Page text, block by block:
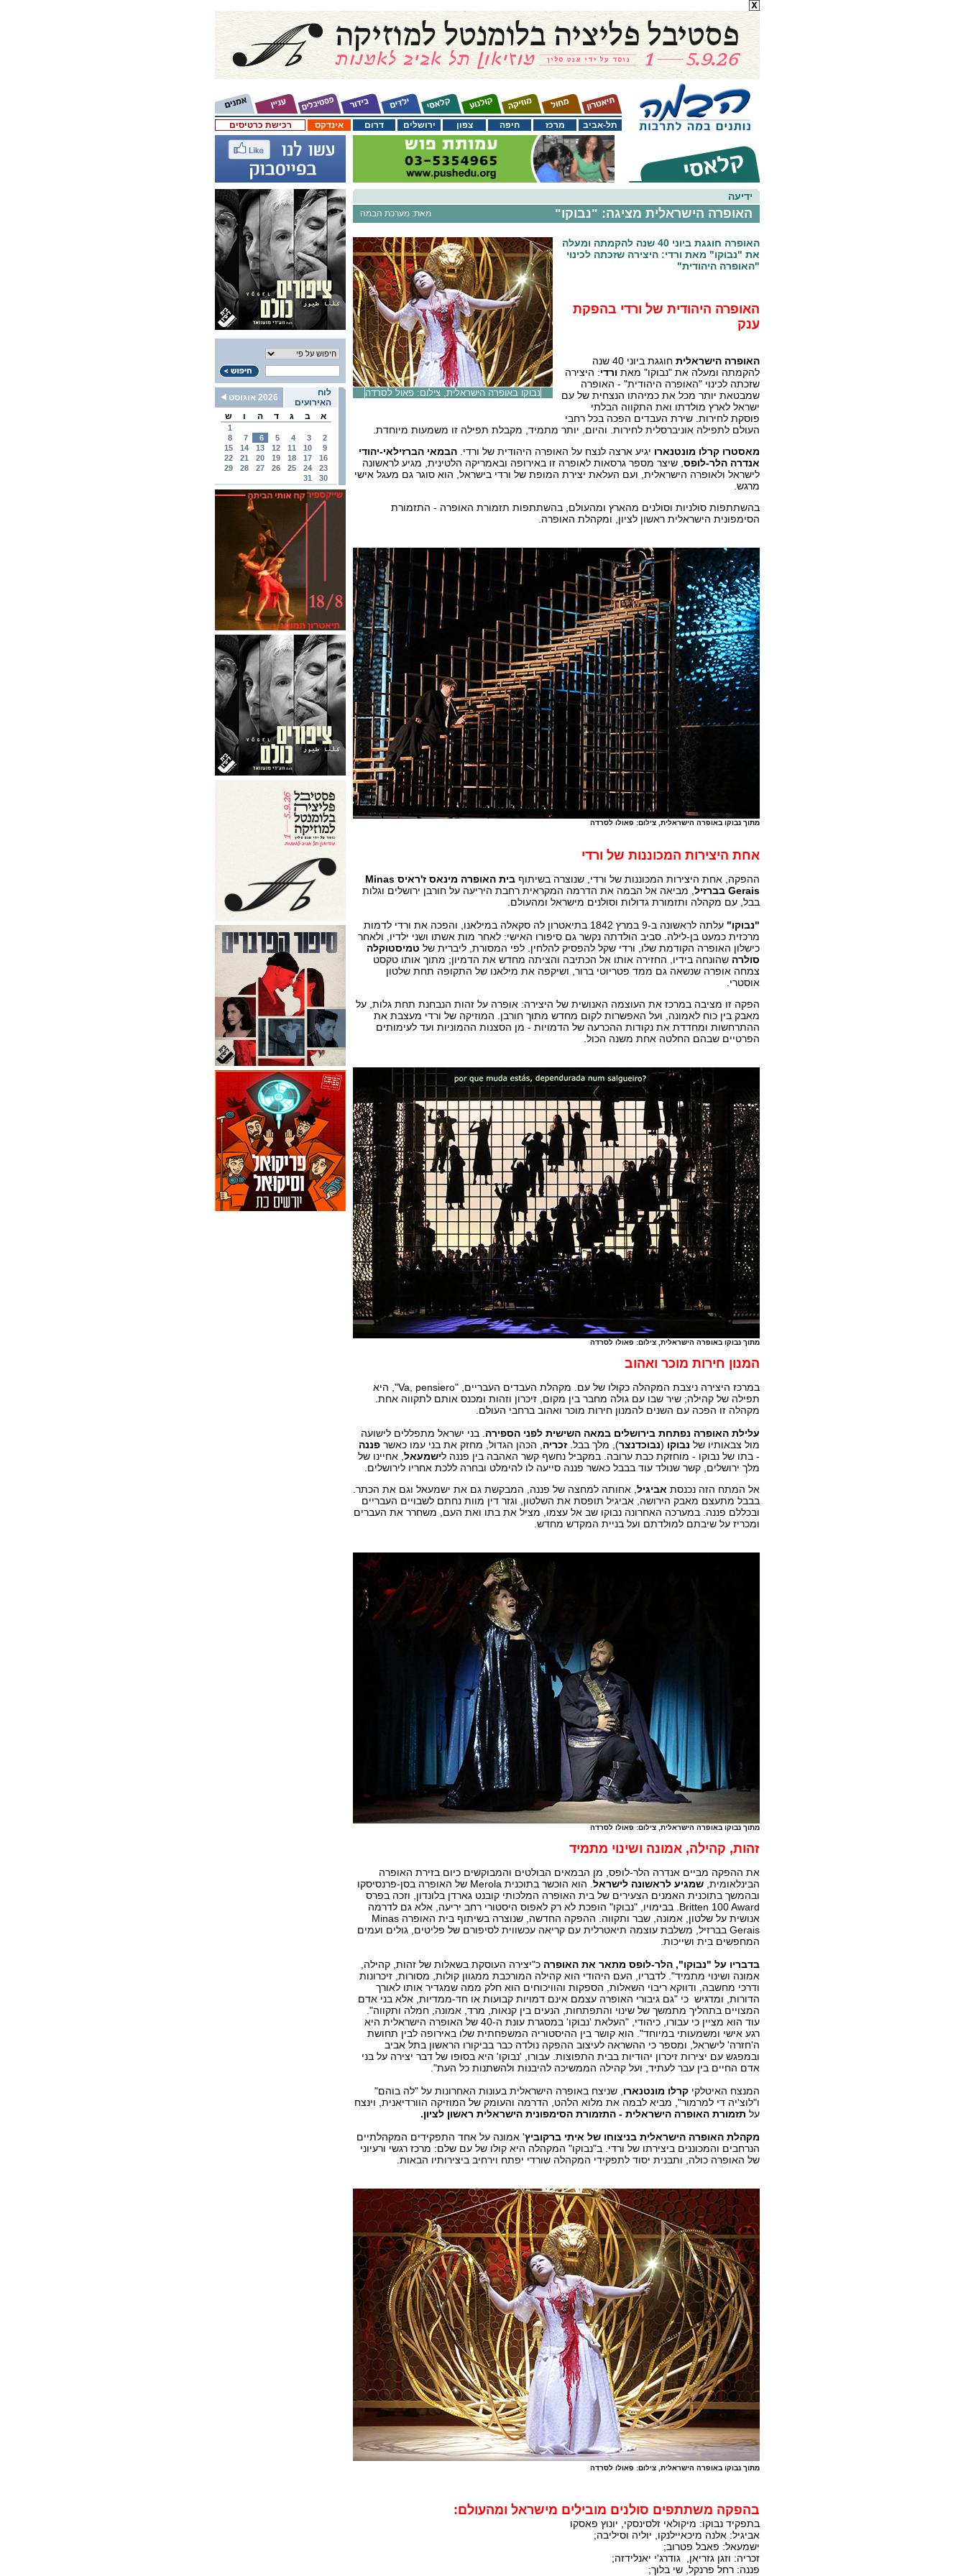
רכישת כרטיסים אינדקס דרום ירושלים צפון חיפה מרכז תל-אביב
לוח
האירועים
2026 אוגוסט
א
ב ג ד ה ו ש
1
2
3
4
5
6
7
8
9
10
11
12
13
14
15
16
17
18
19
20
21
22
23
24
25
26
27
28
29
30
31
ידיעה
מאת: מערכת הבמה האופרה הישראלית מציגה: "נבוקו"
נבוקו באופרה הישראלית, צילום: פאול לסרדה
האופרה חוגגת ביוני 40 שנה להקמתה ומעלה
את "נבוקו" מאת ורדי: היצירה שזכתה לכינוי
"האופרה היהודית"
האופרה היהודית של ורדי בהפקת
ענק
האופרה הישראלית
חוגגת ביוני 40 שנה
להקמתה ומעלה את "נבוקו" מאת ורדי: היצירה
שזכתה לכינוי "האופרה היהודית" - האופרה
שמבטאת יותר מכל את כמיהתו הנצחית של עם
ישראל לארץ מולדתו ואת התקווה הבלתי
פוסקת לחירות. שירת העבדים הפכה בכל רחבי
העולם לתפילה אוניברסלית לחירות. והיום, יותר מתמיד, מקבלת תפילה זו משמעות מיוחדת.
מאסטרו קרלו מונטנארו יגיע ארצה לנצח על האופרה היהודית של ורדי. הבמאי הברזילאי-יהודי
אנדרה הלר-לופס , שיצר מספר גרסאות לאופרה זו באירופה ובאמריקה הלטינית, מגיע לראשונה
לישראל ולאופרה הישראלית, ועם העלאת יצירת המופת של ורדי בישראל, הוא סוגר גם מעגל אישי
מרגש.
בהשתתפות סולניות וסולנים מהארץ ומהעולם, בהשתתפות תזמורת האופרה - התזמורת
הסימפונית הישראלית ראשון לציון, ומקהלת האופרה.
מתוך נבוקו באופרה הישראלית, צילום: פאולו לסרדה
אחת היצירות המכוננות של ורדי
ההפקה, אחת היצירות המכוננות של ורדי, שנוצרה בשיתוף בית האופרה מינאס ז'ראיס Minas
Gerais בברזיל , מביאה אל הבמה את הדרמה המקראית רחבת היריעה על חורבן ירושלים וגלות
בבל, עם מקהלה ותזמורת גדולות וסולנים מישראל ומהעולם.
"נבוקו"
עלתה לראשונה ב-9 במרץ 1842 בתיאטרון לה סקאלה במילאנו, והפכה את ורדי לדמות
מרכזית כמעט בן-לילה. סביב הולדתה נקשר גם סיפורו האישי: לאחר מות אשתו ושני ילדיו, ולאחר
כישלון האופרה הקודמת שלו, ורדי שקל להפסיק להלחין. לפי המסורת, ליברית של טמיסטוקלה
סולרה שהונחה בידיו, החזירה אותו אל הכתיבה והציתה מחדש את הדמיון; מתוך אותו טקסט
צמחה אופרה שנשאה גם ממד פטריוטי ברור, ושיקפה את מילאנו של התקופה תחת שלטון
אוסטרי.
הפקה זו מציבה במרכז את העוצמה האנושית של היצירה: אופרה על זהות הנבחנת תחת גלות, על
מאבק בין כוח לאמונה, ועל האפשרות לקום מחדש מתוך חורבן. המוזיקה של ורדי מעצבת את
ההתרחשות ומחדדת את נקודות ההכרעה של הדמויות - מן הסצנות ההמוניות ועד לעימותים
הפרטיים שבהם החלטה אחת משנה הכול.
מתוך נבוקו באופרה הישראלית, צילום: פאולו לסרדה
המנון חירות מוכר ואהוב
במרכז היצירה ניצבת המקהלה כקולו של עם. מקהלת העבדים העבריים, "Va, pensiero", היא
תפילה של קהילה; שיר שבו עם גולה מחבר בין מקום, זיכרון וזהות ומכנס אותם לתקווה אחת.
מקהלה זו הפכה עם השנים להמנון חירות מוכר ואהוב ברחבי העולם.
עלילת האופרה נפתחת בירושלים במאה השישית לפני הספירה . בני ישראל מתפללים לישועה
מול צבאותיו של נבוקו (נבוכדנצר), מלך בבל. זכריה , הכהן הגדול, מחזק את בני עמו כאשר פננה
- בתו של נבוקו - מוחזקת כבת ערובה. במקביל נחשף קשר האהבה בין פננה לישמעאל , אחיינו של
מלך ירושלים, קשר שנולד עוד בבבל כאשר פננה סייעה לו להימלט ובחרה ללכת אחריו לירושלים.
אל המתח הזה נכנסת אביגיל , אחותה למחצה של פננה, המבקשת גם את ישמעאל וגם את הכתר.
בבבל מתעצם מאבק הירושה, אביגיל תופסת את השלטון, וגזר דין מוות נחתם לשבויים העבריים
ובכללם פננה. במערכה האחרונה נבוקו שב אל עצמו, מציל את בתו ואת העם, משחרר את העברים
ומכריז על שיבתם למולדתם ועל בניית המקדש מחדש.
מתוך נבוקו באופרה הישראלית, צילום: פאולו לסרדה
זהות, קהילה, אמונה ושינוי מתמיד
את ההפקה מביים אנדרה הלר-לופס, מן הבמאים הבולטים והמבוקשים כיום בזירת האופרה
הבינלאומית, שמגיע לראשונה לישראל
. הוא הוכשר בתוכנית Merola של האופרה בסן-פרנסיסקו
ובהמשך בתוכנית האמנים הצעירים של בית האופרה המלכותי קובנט גארדן בלונדון, וזכה בפרס
Britten 100 Award. בבימויו, "נבוקו" הופכת לא רק לאפוס היסטורי רחב יריעה, אלא גם לדרמה
אנושית על שלטון, אמונה, שבר ותקווה. ההפקה החדשה, שנוצרה בשיתוף בית האופרה Minas
Gerais בברזיל, משלבת עוצמה תיאטרלית עם קריאה עכשווית לסיפורם של פליטים, גולים ועמים
המחפשים בית ושייכות.
בדבריו על "נבוקו", הלר-לופס מתאר את האופרה כ"יצירה העוסקת בשאלות של זהות, קהילה,
אמונה ושינוי מתמיד". לדבריו, העם היהודי הוא קהילה המורכבת ממגוון קולות, מסורות, זיכרונות
ודרכי מחשבה, ודווקא ריבוי השאלות, הספקות והוויכוחים הוא חלק ממה שמגדיר אותו לאורך
הדורות, ומדגיש כי "גם גיבורי האופרה עצמם אינם דמויות קבועות או חד-ממדיות, אלא בני אדם
המצויים בתהליך מתמשך של שינוי והתפתחות, הנעים בין קנאות, מרד, אמונה, חמלה ותקווה".
עוד הוא מציין כי עבורו, כיהודי, "העלאת 'נבוקו' במסגרת עונת ה-40 של האופרה הישראלית היא
רגע אישי ומשמעותי במיוחד". הוא קושר בין ההיסטוריה המשפחתית שלו באירופה לבין תחושת
ה'חזרה' לישראל, ומספר כי ההשראה לעיצוב ההפקה נולדה כבר בביקורו הראשון בתל אביב
ובמפגש עם יצירות זיכרון יהודיות בבית התפוצות. עבורו, 'נבוקו' היא בסופו של דבר יצירה על בני
אדם החיים בין עבר לעתיד, ועל קהילה הממשיכה להיבנות ולהשתנות כל העת".
המנצח האיטלקי קרלו מונטנארו , שניצח באופרה הישראלית בעונות האחרונות על "לה בוהם"
ו"לוצ'יה די למרמור", מביא לבמה את מלוא הלהט, הדרמה והעומק של המוזיקה הוורדיאנית, וינצח
על תזמורת האופרה הישראלית - התזמורת הסימפונית הישראלית ראשון לציון.
מקהלת האופרה הישראלית בניצוחו של איתי ברקוביץ' אמונה על אחד התפקידים המקהלתיים
הנרחבים והמכוננים ביצירתו של ורדי. ב"נבוקו" המקהלה היא קולו של עם שלם: מרכז רגשי ורעיוני
של האופרה כולה, ותבנית יסוד לתפקידי המקהלה שורדי יפתח וירחיב ביצירותיו הבאות.
מתוך נבוקו באופרה הישראלית, צילום: פאולו לסרדה
בהפקה משתתפים סולנים מובילים מישראל ומהעולם:
בתפקיד נבוקו: מיקולאי זלסינסקי, יונוץ פאסקו
אביגיל: אלנה מיכאיילנקו, יוליה וסיליבה;
ישמעאל: פאבל פטרוב;
זכריה: וזגן גזריאן, גודרג'י יאנלידזה;
פננה: רחל פרנקל, שי בלוך;